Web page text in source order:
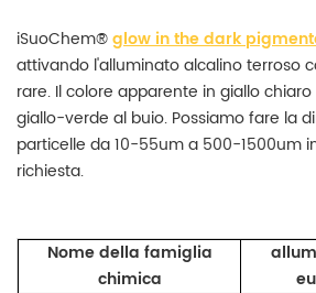
iSuoChem®glow in the dark
attivando l'alluminato alcalino terroso
rare. Il colore apparente in giallo
giallo-verde al buio. Possiamo fare la
particelle da 10-55um a 500-1500um
richiesta.
Nome della famiglia
chimica